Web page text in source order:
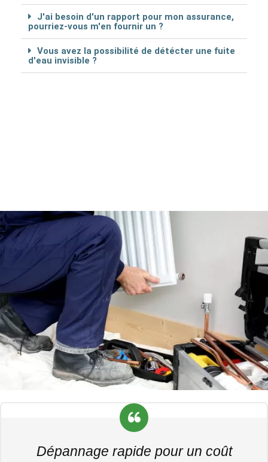
J'ai besoin d'un rapport pour mon assurance,
pourriez-vous m'en fournir un ?
Vous avez la possibilité de détécter une fuite
d'eau invisible ?
Dépannage rapide pour un coût